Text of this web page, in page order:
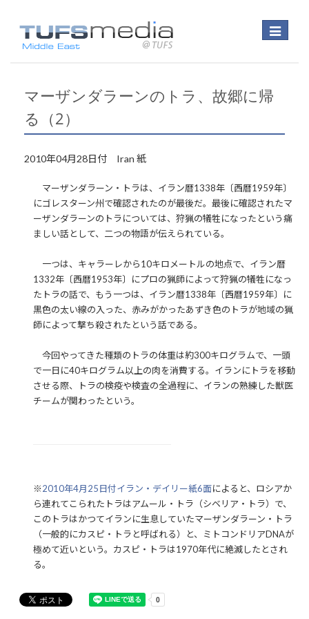
Toggle
マーザンダラーンのトラ、故郷に帰
る（2）
2010年04月28日付 Iran 紙
マーザンダラーン・トラは、イラン暦1338年〔西暦1959年〕
にゴレスターン州で確認されたのが最後だ。最後に確認されたマ
ーザンダラーンのトラについては、狩猟の犠牲になったという痛
ましい話として、二つの物語が伝えられている。
一つは、キャラーレから10キロメートルの地点で、イラン暦
1332年〔西暦1953年〕にプロの猟師によって狩猟の犠牲になっ
たトラの話で、もう一つは、イラン暦1338年〔西暦1959年〕に
黒色の太い線の入った、赤みがかったあずき色のトラが地域の猟
師によって撃ち殺されたという話である。
今回やってきた種類のトラの体重は約300キログラムで、一頭
で一日に40キログラム以上の肉を消費する。イランにトラを移動
させる際、トラの検疫や検査の全過程に、イランの熟練した獣医
チームが関わったという。
※2010年4月25日付イラン・デイリー紙6面によると、ロシアか
ら連れてこられたトラはアムール・トラ（シベリア・トラ）で、
このトラはかつてイランに生息していたマーザンダラーン・トラ
（一般的にカスピ・トラと呼ばれる）と、ミトコンドリアDNAが
極めて近いという。カスピ・トラは1970年代に絶滅したとされ
る。